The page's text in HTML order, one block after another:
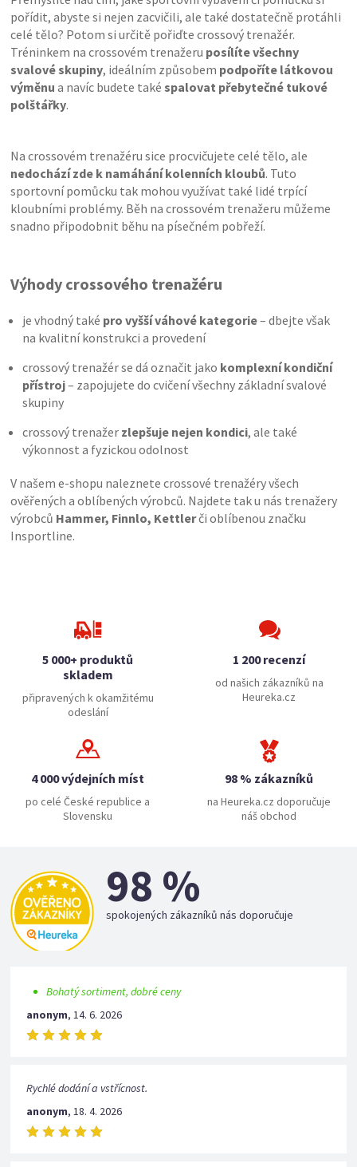
pořídit, abyste si nejen zacvičili, ale také dostatečně protáhli
celé tělo? Potom si určitě pořiďte crossový trenažér.
Tréninkem na crossovém trenažeru posílíte všechny
svalové skupiny, ideálním způsobem podpoříte látkovou
výměnu a navíc budete takéspalovat přebytečné tukové
polštářky.
Na crossovém trenažéru sice procvičujete celé tělo, ale
nedochází zde k namáhání kolenních kloubů. Tuto
sportovní pomůcku tak mohou využívat také lidé trpící
kloubními problémy. Běh na crossovém trenažeru můžeme
snadno připodobnit běhu na písečném pobřeží.
Výhody crossového trenažéru
je vhodný také pro vyšší váhové kategorie– dbejte však
na kvalitní konstrukci a provedení
crossový trenažér se dá označit jako komplexní kondiční
přístroj– zapojujete do cvičení všechny základní svalové
skupiny
crossový trenažer zlepšuje nejen kondici, ale také
výkonnost a fyzickou odolnost
V našem e-shopu naleznete crossové trenažéry všech
ověřených a oblíbených výrobců. Najdete tak u nás trenažery
výrobců Hammer, Finnlo, Kettlerči oblíbenou značku
Insportline.
5 000+ produktů
skladem
připravených k okamžitému
odeslání
1 200 recenzí
od našich zákazníků na
Heureka.cz
4 000 výdejních míst
po celé České republice a
Slovensku
98 % zákazníků
na Heureka.cz doporučuje
náš obchod
98 %
spokojených zákazníků nás doporučuje
Bohatý sortiment, dobré ceny
anonym,14. 6. 2026
Rychlé dodání a vstřícnost.
anonym,18. 4. 2026